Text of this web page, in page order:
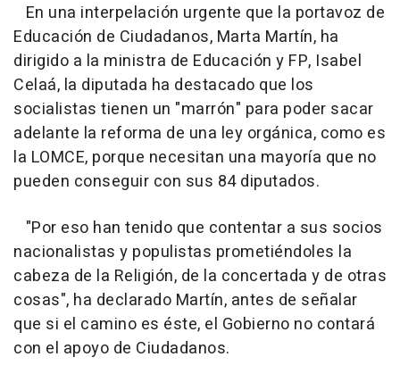
En una interpelación urgente que la portavoz de
Educación de Ciudadanos, Marta Martín, ha
dirigido a la ministra de Educación y FP, Isabel
Celaá, la diputada ha destacado que los
socialistas tienen un "marrón" para poder sacar
adelante la reforma de una ley orgánica, como es
la LOMCE, porque necesitan una mayoría que no
pueden conseguir con sus 84 diputados.
"Por eso han tenido que contentar a sus socios
nacionalistas y populistas prometiéndoles la
cabeza de la Religión, de la concertada y de otras
cosas", ha declarado Martín, antes de señalar
que si el camino es éste, el Gobierno no contará
con el apoyo de Ciudadanos.